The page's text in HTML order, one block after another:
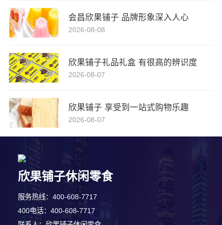
会昌欣果铺子 品牌形象深入人心
2026-08-08
欣果铺子礼品礼盒 有很高的辨识度
2026-08-07
欣果铺子 享受到一站式购物乐趣
2026-08-07
欣果铺子休闲零食
服务热线：400-608-7717
400电话：400-608-7717
2分钟前 周女士 正在咨询
5分钟前 廖先生 正在咨询